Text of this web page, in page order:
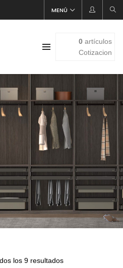
MENÚ
0artículos
Cotizacion
los 9 resultados